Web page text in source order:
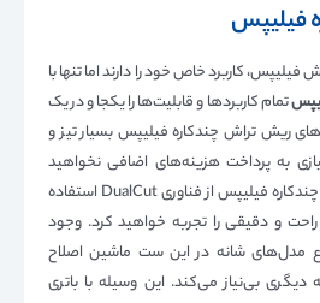
فیلیپس
کاربرد خاص خود را دارند اما تنها با
تمام کاربردها و قابلیت‌ها را یکجا و در یک
ریش تراش چندکاره فیلیپس بسیار تیز و
به پرداخت هزینه‌های اضافی نخواهید
داشت. در ساخت ریش تراش چندکاره فیلیپس از فناوری DualCut استفاده
و دقیقی را تجربه خواهید کرد. وجود
مدل‌های شانه در این ست ماشین اصلاح
بی‌نیاز می‌کند. این وسیله با باتری